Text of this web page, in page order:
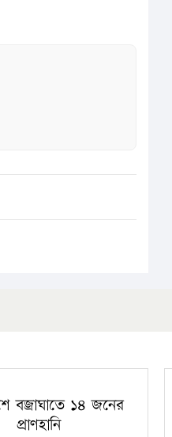
বজ্রাঘাতে ১৪ জনের
প্রাণহানি